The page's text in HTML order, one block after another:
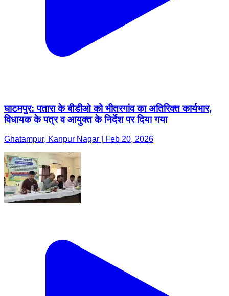
घाटमपुर: पतारा के बीडीओ को भीतरगांव का अतिरिक्त कार्यभार,
विधायक के पत्र व आयुक्त के निर्देश पर दिया गया
Ghatampur, Kanpur Nagar | Feb 20, 2026